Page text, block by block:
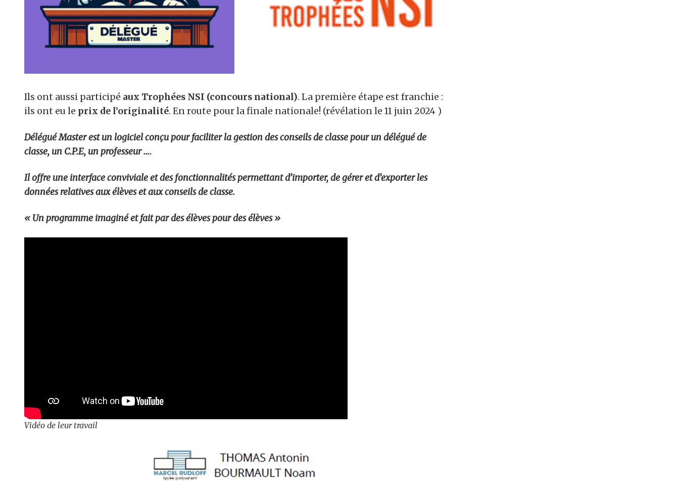
Ils ont aussi participé aux Trophées NSI (concours national). La première étape est franchie :
ils ont eu le prix de l’originalité. En route pour la finale nationale! (révélation le 11 juin 2024 )
Délégué Master est un logiciel conçu pour faciliter la gestion des conseils de classe pour un délégué de
classe, un C.P.E, un professeur ….
Il offre une interface conviviale et des fonctionnalités permettant d’importer, de gérer et d’exporter les
données relatives aux élèves et aux conseils de classe.
« Un programme imaginé et fait par des élèves pour des élèves »
Vidéo de leur travail